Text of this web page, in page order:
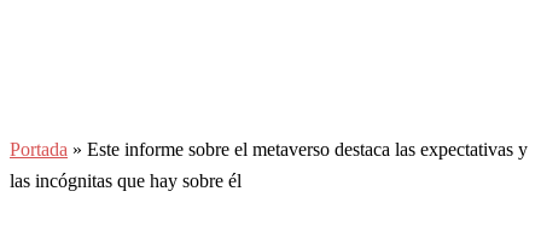
Portada » Este informe sobre el metaverso destaca las expectativas y
las incógnitas que hay sobre él